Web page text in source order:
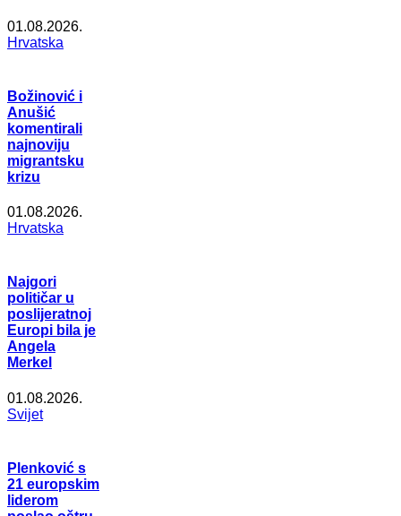
01.08.2026.
Hrvatska
Božinović i
Anušić
komentirali
najnoviju
migrantsku
krizu
01.08.2026.
Hrvatska
Najgori
političar u
poslijeratnoj
Europi bila je
Angela
Merkel
01.08.2026.
Svijet
Plenković s
21 europskim
liderom